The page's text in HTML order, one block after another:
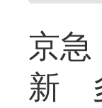
京
新